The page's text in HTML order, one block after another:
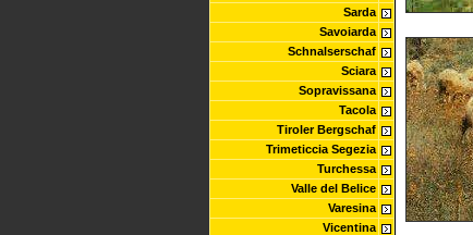
Sarda
Savoiarda
Schnalserschaf
Sciara
Sopravissana
Tacola
Tiroler Bergschaf
Trimeticcia Segezia
Turchessa
Valle del Belice
Varesina
Vicentina